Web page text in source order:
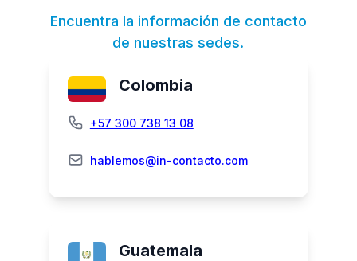
Encuentra la información de contacto
de nuestras sedes.
Colombia
+57 300 738 13 08
hablemos@in-contacto.com
Guatemala